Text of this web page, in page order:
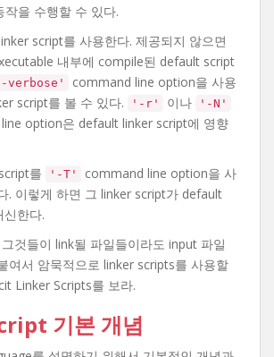
을 수행할 수 있다.
script를 사용한다. 제공되지 않으면
내부에 compile된 default script
verbose'
command line option을 사용
script를 볼 수 있다.
'-r' 이나 '-N'
option은 default linker script에 영향
를
'-T'
command line option을 사
. 이렇게 하면 그 linker script가 default
한다.
것들이 link될 파일들이라도 input 파일
여서 암묵적으로 linker scripts를 사용할
Linker Scripts를 보라.
기본 개념